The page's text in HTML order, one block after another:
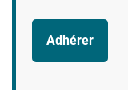
Adhérer